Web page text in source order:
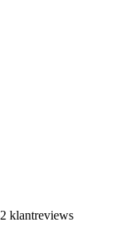
klantreviews